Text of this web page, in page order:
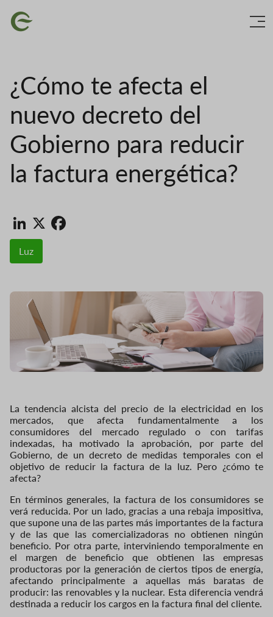
Imaxe
¿Cómo te afecta el
nuevo decreto del
Gobierno para reducir
la factura energética?
LinkedIn
X
Luz
La tendencia alcista del precio de la electricidad en los
mercados, que afecta fundamentalmente a los
consumidores del mercado regulado o con tarifas
indexadas, ha motivado la aprobación, por parte del
Gobierno, de un decreto de medidas temporales con el
objetivo de reducir la factura de la luz. Pero ¿cómo te
afecta?
En términos generales, la factura de los consumidores se
verá reducida. Por un lado, gracias a una rebaja impositiva,
que supone una de las partes más importantes de la factura
y de las que las comercializadoras no obtienen ningún
beneficio. Por otra parte, interviniendo temporalmente en
el margen de beneficio que obtienen las empresas
productoras por la generación de ciertos tipos de energía,
afectando principalmente a aquellas más baratas de
producir: las renovables y la nuclear. Esta diferencia vendrá
destinada a reducir los cargos en la factura final del cliente.